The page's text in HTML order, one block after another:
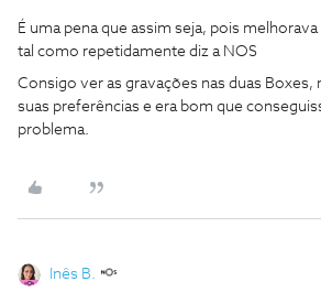
É uma pena que assim seja, pois melhorava
tal como repetidamente diz a NOS
Consigo ver as gravações nas duas Boxes,
suas preferências e era bom que
problema.
Inês B.